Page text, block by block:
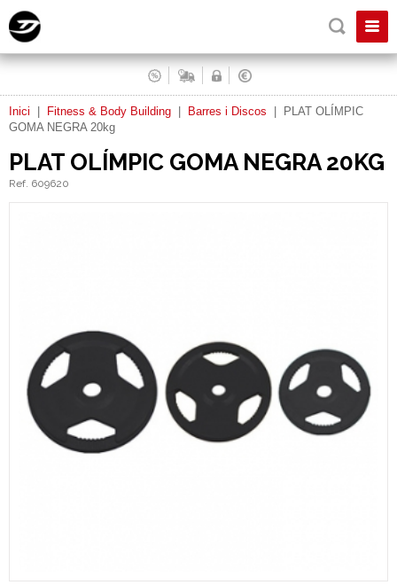
Inici Fitness & Body Building Barres i Discos
PLAT OLÍMPIC
GOMA NEGRA 20kg
PLAT OLÍMPIC GOMA NEGRA 20KG
Ref. 609620